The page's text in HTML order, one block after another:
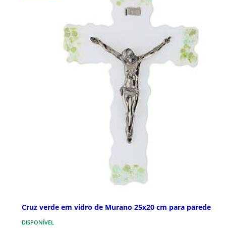
Cruz verde em vidro de Murano 25x20 cm para parede
DISPONÍVEL